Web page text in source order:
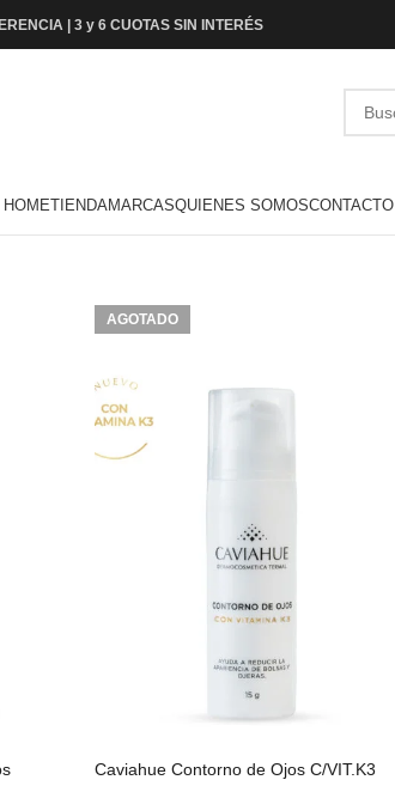
| 3 y 6 CUOTAS SIN INTERÉS
HOMETIENDAMARCASQUIENES SOMOSCONTACTO
AGOTADO
Caviahue Contorno de Ojos C/VIT.K3